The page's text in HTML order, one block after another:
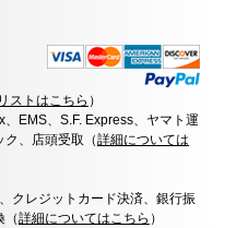
ストはこちら ）
、EMS、S.F. Express、ヤマト運
ク、店頭受取（詳細については
クレジットカード決済、銀行振
（詳細についてはこちら ）